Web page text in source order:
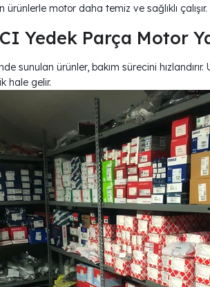
motor daha temiz ve sağlıklı çalışır.
Yedek Parça Motor
sunulan ürünler, bakım sürecini
hale gelir.